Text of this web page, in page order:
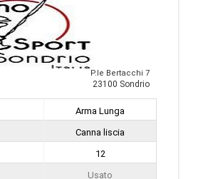
P.le Bertacchi 7
23100 Sondrio
Arma Lunga
Canna liscia
12
Usato